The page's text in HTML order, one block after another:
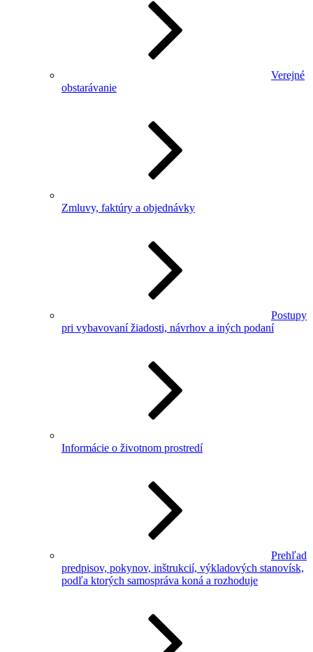
Verejné
obstarávanie
Zmluvy, faktúry a objednávky
Postupy
pri vybavovaní žiadosti, návrhov a iných podaní
Informácie o životnom prostredí
Prehľad
predpisov, pokynov, inštrukcií, výkladových stanovísk,
podľa ktorých samospráva koná a rozhoduje